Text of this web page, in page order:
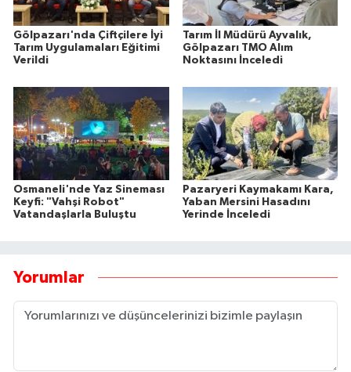
Gölpazarı'nda Çiftçilere İyi
Tarım Uygulamaları Eğitimi
Verildi
Tarım İl Müdürü Ayvalık,
Gölpazarı TMO Alım
Noktasını İnceledi
Osmaneli'nde Yaz Sineması
Keyfi: "Vahşi Robot"
Vatandaşlarla Buluştu
Pazaryeri Kaymakamı Kara,
Yaban Mersini Hasadını
Yerinde İnceledi
Yorumlar